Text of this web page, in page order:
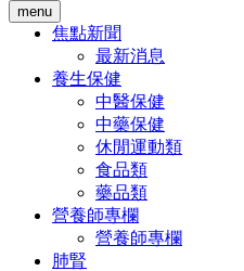
menu
焦點新聞
最新消息
養生保健
中醫保健
中藥保健
休閒運動類
食品類
藥品類
營養師專欄
營養師專欄
肺腎